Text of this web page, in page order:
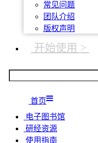
常见问题
团队介绍
版权声明
开始使用 >
首页
电子图书馆
研经资源
使用指南